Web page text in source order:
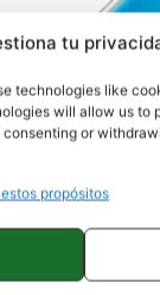
tu
technologies like
will allow us to
or
propósitos